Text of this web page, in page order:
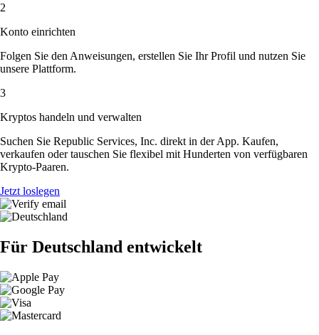
2
Konto einrichten
Folgen Sie den Anweisungen, erstellen Sie Ihr Profil und nutzen Sie
unsere Plattform.
3
Kryptos handeln und verwalten
Suchen Sie Republic Services, Inc. direkt in der App. Kaufen,
verkaufen oder tauschen Sie flexibel mit Hunderten von verfügbaren
Krypto-Paaren.
Jetzt loslegen
Für Deutschland entwickelt